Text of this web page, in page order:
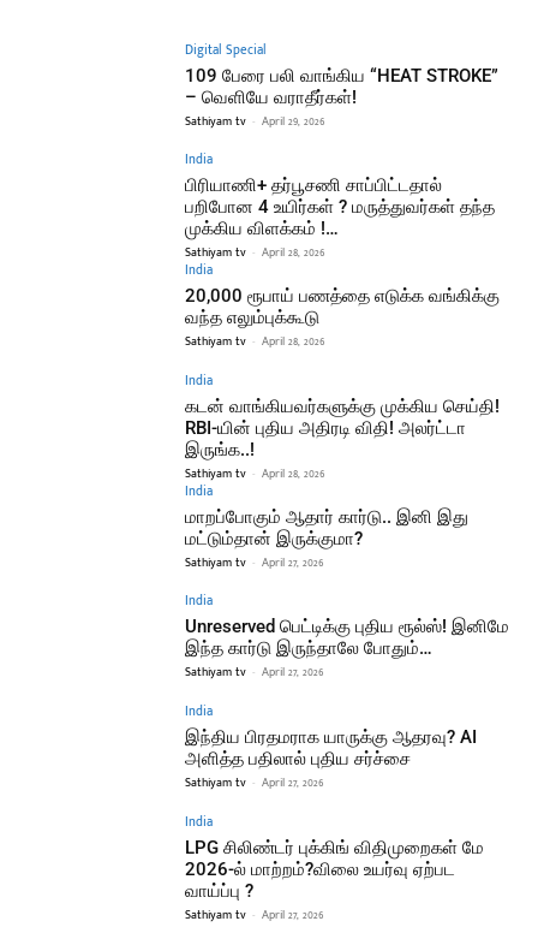
Digital Special
109 பேரை பலி வாங்கிய “HEAT STROKE”
– வெளியே வராதீர்கள்!
Sathiyam tv - April 29, 2026
India
பிரியாணி+ தர்பூசணி சாப்பிட்டதால்
பறிபோன 4 உயிர்கள் ? மருத்துவர்கள் தந்த
முக்கிய விளக்கம் !…
Sathiyam tv - April 28, 2026
India
20,000 ரூபாய் பணத்தை எடுக்க வங்கிக்கு
வந்த எலும்புக்கூடு
Sathiyam tv - April 28, 2026
India
கடன் வாங்கியவர்களுக்கு முக்கிய செய்தி!
RBI-யின் புதிய அதிரடி விதி! அலர்ட்டா
இருங்க..!
Sathiyam tv - April 28, 2026
India
மாறப்போகும் ஆதார் கார்டு.. இனி இது
மட்டும்தான் இருக்குமா?
Sathiyam tv - April 27, 2026
India
Unreserved பெட்டிக்கு புதிய ரூல்ஸ்! இனிமே
இந்த கார்டு இருந்தாலே போதும்…
Sathiyam tv - April 27, 2026
India
இந்திய பிரதமராக யாருக்கு ஆதரவு? AI
அளித்த பதிலால் புதிய சர்ச்சை
Sathiyam tv - April 27, 2026
India
LPG சிலிண்டர் புக்கிங் விதிமுறைகள் மே
2026-ல் மாற்றம்?விலை உயர்வு ஏற்பட
வாய்ப்பு ?
Sathiyam tv - April 27, 2026